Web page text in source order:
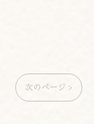
次のページ >